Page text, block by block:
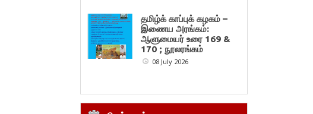
தமிழ்க் காப்புக் கழகம் –
இணைய அரங்கம்:
ஆளுமையர் உரை 169 &
170 ; நூலரங்கம்
08 July 2026